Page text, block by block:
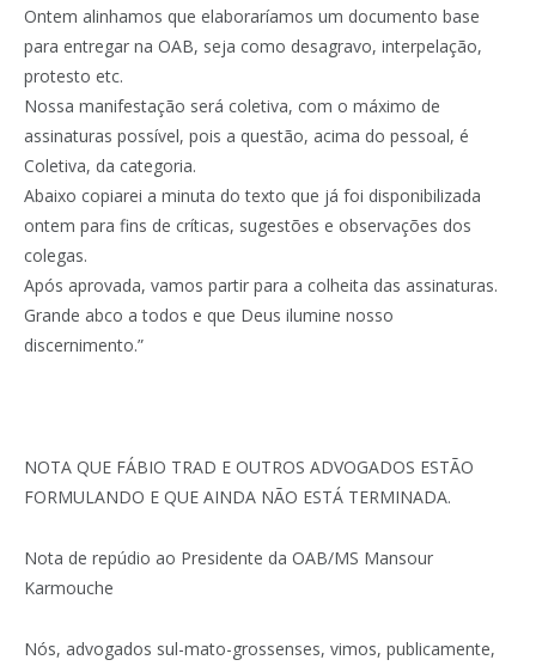
Ontem alinhamos que elaboraríamos um documento base
para entregar na OAB, seja como desagravo, interpelação,
protesto etc.
Nossa manifestação será coletiva, com o máximo de
assinaturas possível, pois a questão, acima do pessoal, é
Coletiva, da categoria.
Abaixo copiarei a minuta do texto que já foi disponibilizada
ontem para fins de críticas, sugestões e observações dos
colegas.
Após aprovada, vamos partir para a colheita das assinaturas.
Grande abco a todos e que Deus ilumine nosso
discernimento.”
NOTA QUE FÁBIO TRAD E OUTROS ADVOGADOS ESTÃO
FORMULANDO E QUE AINDA NÃO ESTÁ TERMINADA.
Nota de repúdio ao Presidente da OAB/MS Mansour
Karmouche
Nós, advogados sul-mato-grossenses, vimos, publicamente,